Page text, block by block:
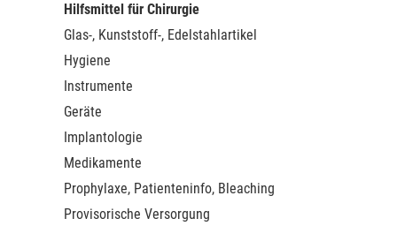
Hilfsmittel für Chirurgie
Glas-, Kunststoff-, Edelstahlartikel
Hygiene
Instrumente
Geräte
Implantologie
Medikamente
Prophylaxe, Patienteninfo, Bleaching
Provisorische Versorgung